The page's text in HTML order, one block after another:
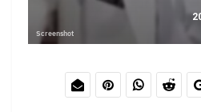
Screenshot